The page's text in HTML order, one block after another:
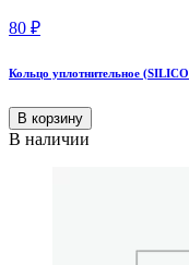
80 ₽
Кольцо уплотнительное
В корзину
В наличии